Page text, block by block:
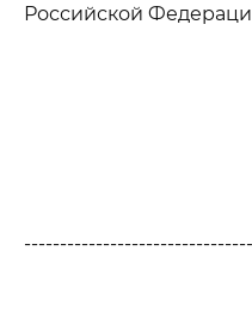
Российской